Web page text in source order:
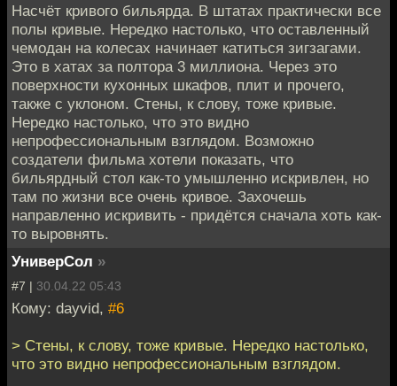
Насчёт кривого бильярда. В штатах практически все
полы кривые. Нередко настолько, что оставленный
чемодан на колесах начинает катиться зигзагами.
Это в хатах за полтора 3 миллиона. Через это
поверхности кухонных шкафов, плит и прочего,
также с уклоном. Стены, к слову, тоже кривые.
Нередко настолько, что это видно
непрофессиональным взглядом. Возможно
создатели фильма хотели показать, что
бильярдный стол как-то умышленно искривлен, но
там по жизни все очень кривое. Захочешь
направленно искривить - придётся сначала хоть как-
то выровнять.
УниверСол »
#7 | 30.04.22 05:43
Кому: dayvid, #6
> Стены, к слову, тоже кривые. Нередко настолько,
что это видно непрофессиональным взглядом.